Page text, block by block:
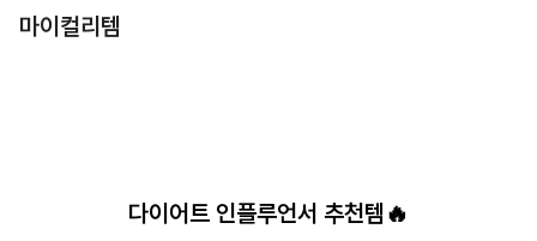
마이컬리템
다이어트 인플루언서 추천템🔥